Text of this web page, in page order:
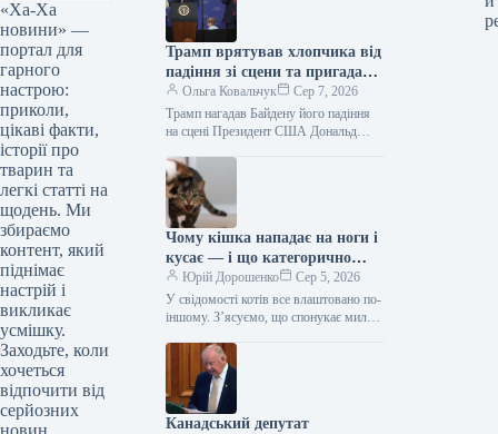
«Ха-Ха
новини» —
портал для
гарного
настрою:
приколи,
цікаві факти,
історії про
тварин та
легкі статті на
щодень. Ми
збираємо
контент, який
піднімає
настрій і
викликає
усмішку.
Заходьте, коли
хочеться
відпочити від
серйозних
Трамп врятував хлопчика від
падіння зі сцени та пригадав
Байдена (відео)
Ольга Ковальчук
Сер 7, 2026
Трамп нагадав Байдену його падіння
на сцені Президент США Дональд
сцени та обмовився про…
Чому кішка нападає на ноги і
кусає — і що категорично
заборонено робити у відповідь
Юрій Дорошенко
Сер 5, 2026
У свідомості котів все влаштовано по-
іншому. З’ясуємо, що спонукає милу
домашнього бешкетника, і як
повернути спокій…
Канадський депутат